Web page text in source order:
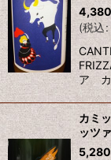
4,380
(税込:
ア カ
カミ
ッツ
5,280